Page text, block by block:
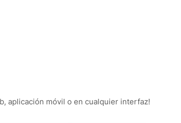
aplicación móvil o en cualquier interfaz!